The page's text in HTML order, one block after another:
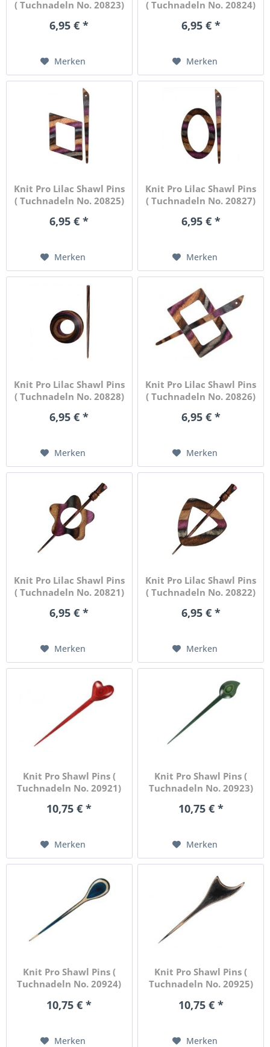
( Tuchnadeln No. 20823)
6,95 € *
Merken
( Tuchnadeln No. 20824)
6,95 € *
Merken
Knit Pro Lilac Shawl Pins
( Tuchnadeln No. 20825)
6,95 € *
Merken
Knit Pro Lilac Shawl Pins
( Tuchnadeln No. 20827)
6,95 € *
Merken
Knit Pro Lilac Shawl Pins
( Tuchnadeln No. 20828)
6,95 € *
Merken
Knit Pro Lilac Shawl Pins
( Tuchnadeln No. 20826)
6,95 € *
Merken
Knit Pro Lilac Shawl Pins
( Tuchnadeln No. 20821)
6,95 € *
Merken
Knit Pro Lilac Shawl Pins
( Tuchnadeln No. 20822)
6,95 € *
Merken
Knit Pro Shawl Pins (
Tuchnadeln No. 20921)
10,75 € *
Merken
Knit Pro Shawl Pins (
Tuchnadeln No. 20923)
10,75 € *
Merken
Knit Pro Shawl Pins (
Tuchnadeln No. 20924)
10,75 € *
Merken
Knit Pro Shawl Pins (
Tuchnadeln No. 20925)
10,75 € *
Merken